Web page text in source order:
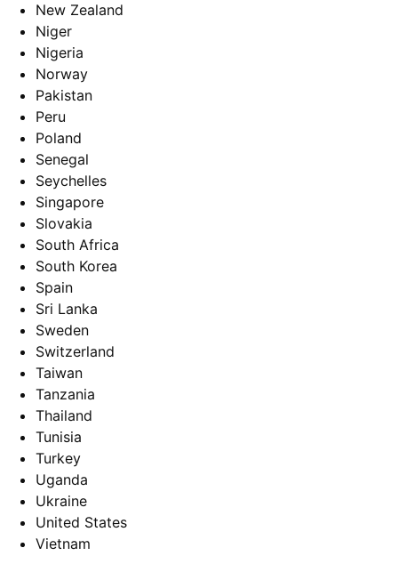
New Zealand
Niger
Nigeria
Norway
Pakistan
Peru
Poland
Senegal
Seychelles
Singapore
Slovakia
South Africa
South Korea
Spain
Sri Lanka
Sweden
Switzerland
Taiwan
Tanzania
Thailand
Tunisia
Turkey
Uganda
Ukraine
United States
Vietnam